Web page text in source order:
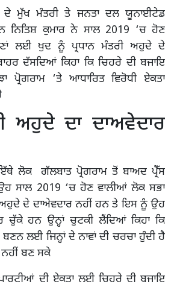
ਦੇ ਮੁੱਖ ਮੰਤਰੀ ਤੇ ਜਨਤਾ ਦਲ ਯੂਨਾਈਟੇਡ
ਨਿਤਿਸ਼ ਕੁਮਾਰ ਨੇ ਸਾਲ 2019 ‘ਚ ਹੋਣ
ਲਈ ਖੁਦ ਨੂੰ ਪ੍ਰਧਾਨ ਮੰਤਰੀ ਅਹੁਦੇ ਦੇ
ਦੱਸਦਿਆਂ ਕਿਹਾ ਕਿ ਚਿਹਰੇ ਦੀ ਬਜਾਇ
ਪ੍ਰੋਗਰਾਮ ‘ਤੇ ਆਧਾਰਿਤ ਵਿਰੋਧੀ ਏਕਤਾ
ਅਹੁਦੇ ਦਾ ਦਾਅਵੇਦਾਰ
ਲੋਕ ਗੱਲਬਾਤ ਪ੍ਰੋਗਰਾਮ ਤੋਂ ਬਾਅਦ ਪ੍ਰੈੱਸ
ਸਾਲ 2019 ‘ਚ ਹੋਣ ਵਾਲੀਆਂ ਲੋਕ ਸਭਾ
ਅਹੁਦੇ ਦੇ ਦਾਅੇਵਦਾਰ ਨਹੀਂ ਹਨ ਤੇ ਇਸ ਨੂੰ ਉਹ
ਚੁੱਕੇ ਹਨ ਉਨ੍ਹਾਂ ਚੁਟਕੀ ਲੈਂਦਿਆਂ ਕਿਹਾ ਕਿ
ਬਣਨ ਲਈ ਜਿਨ੍ਹਾਂ ਦੇ ਨਾਵਾਂ ਦੀ ਚਰਚਾ ਹੁੰਦੀ ਹੈ
ਨਹੀਂ ਬਣ ਸਕੇ
ਦੀ ਏਕਤਾ ਲਈ ਚਿਹਰੇ ਦੀ ਬਜਾਇ